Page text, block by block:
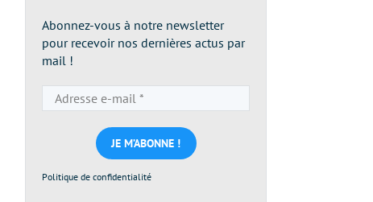
Abonnez-vous à notre newsletter
pour recevoir nos dernières actus par
mail !
e-
mail
*
Politique de confidentialité